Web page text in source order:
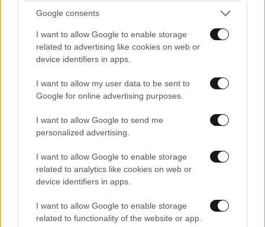
Google consents
I want to allow Google to enable storage
related to advertising like cookies on web or
device identifiers in apps.
I want to allow my user data to be sent to
Google for online advertising purposes.
I want to allow Google to send me
personalized advertising.
I want to allow Google to enable storage
related to analytics like cookies on web or
device identifiers in apps.
I want to allow Google to enable storage
related to functionality of the website or app.
«Κάηκε το σπίτι μας στην Ελλάδα λίγο πριν
μετακομίσουμε»: Απαρηγόρητη η οικογένεια
από τη Βρετανία που είδε το όνειρο ζωής να